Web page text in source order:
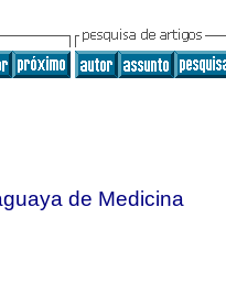
de Medicina